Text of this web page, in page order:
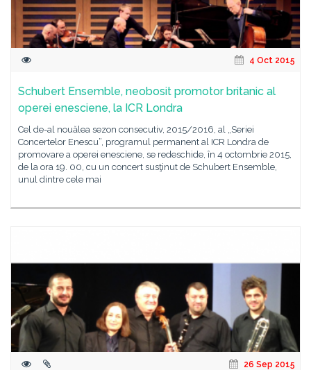
4 Oct 2015
Schubert Ensemble, neobosit promotor britanic al
operei enesciene, la ICR Londra
Cel de-al nouălea sezon consecutiv, 2015/2016, al „Seriei
Concertelor Enescu”, programul permanent al ICR Londra de
promovare a operei enesciene, se redeschide, în 4 octombrie 2015,
de la ora 19. 00, cu un concert susţinut de Schubert Ensemble,
unul dintre cele mai
26 Sep 2015